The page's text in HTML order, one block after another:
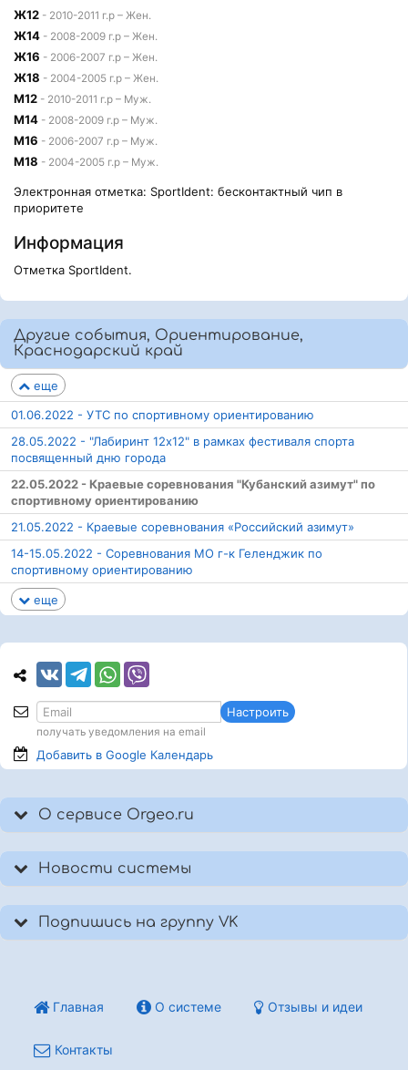
Ж12 - 2010-2011 г.р – Жен.
Ж14 - 2008-2009 г.р – Жен.
Ж16 - 2006-2007 г.р – Жен.
Ж18 - 2004-2005 г.р – Жен.
М12 - 2010-2011 г.р – Муж.
М14 - 2008-2009 г.р – Муж.
М16 - 2006-2007 г.р – Муж.
М18 - 2004-2005 г.р – Муж.
Электронная отметка: SportIdent: бесконтактный чип в
приоритете
Информация
Отметка SportIdent.
Другие события, Ориентирование,
Краснодарский край
еще
01.06.2022 - УТС по спортивному ориентированию
28.05.2022 - "Лабиринт 12х12" в рамках фестиваля спорта
посвященный дню города
22.05.2022 - Краевые соревнования "Кубанский азимут" по
спортивному ориентированию
21.05.2022 - Краевые соревнования «Российский азимут»
14-15.05.2022 - Соревнования МО г-к Геленджик по
спортивному ориентированию
еще
Настроить
получать уведомления на email
Добавить в Google Календарь
О сервисе Orgeo.ru
Новости системы
Подпишись на группу VK
Главная О системе Отзывы и идеи
Контакты